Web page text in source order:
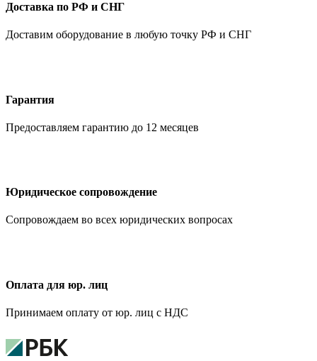
Доставка по РФ и СНГ
Доставим оборудование в любую точку РФ и СНГ
Гарантия
Предоставляем гарантию до 12 месяцев
Юридическое сопровождение
Сопровождаем во всех юридических вопросах
Оплата для юр. лиц
Принимаем оплату от юр. лиц с НДС